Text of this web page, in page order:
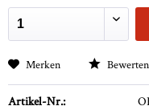
Merken Bewerten
Artikel-Nr.: